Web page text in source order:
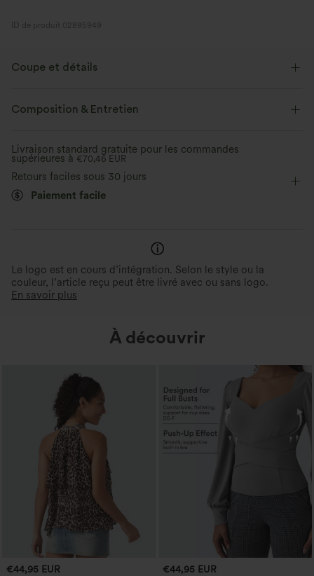
ID de produit 02895949
Coupe et détails
Col rond
Composition & Entretien
Livraison standard gratuite pour les commandes
supérieures à €70,46 EUR
Retours faciles sous 30 jours
Paiement facile
Le logo est en cours d’intégration. Selon le style ou la
couleur, l’article reçu peut être livré avec ou sans logo.
En savoir plus
À découvrir
€44,95 EUR €44,95 EUR